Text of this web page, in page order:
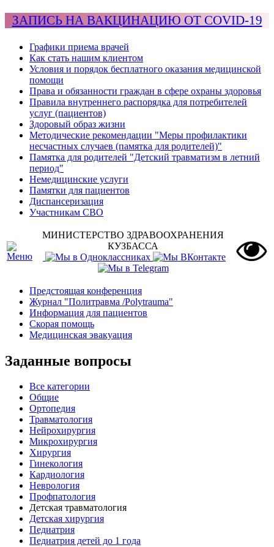
ЗАПИСЬ НА ВАКЦИНАЦИЮ ОТ COVID-19
Графики приема врачей
Как стать нашим клиентом
Условия и порядок бесплатного оказания медицинской
помощи
Права и обязанности граждан в сфере охраны здоровья
Правила внутреннего распорядка для потребителей
услуг (пациентов)
Здоровый образ жизни
Методические рекомендации "Меры профилактики
несчастных случаев (памятка для родителей)"
Памятка для родителей "Детский травматизм в летний
период"
Немедицинские услуги
Памятки для пациентов
Диспансеризация
Участникам СВО
МИНИСТЕРСТВО ЗДРАВООХРАНЕНИЯ
КУЗБАССА
Предстоящая конференция
Журнал "Политравма /Polytrauma"
Информация для пациентов
Скорая помощь
Медицинская эвакуация
Заданные вопросы
Все категории
Общие
Ортопедия
Травматология
Нейрохирургия
Микрохирургия
Хирургия
Гинекология
Кардиология
Неврология
Профпатология
Детская травматология
Детская хирургия
Педиатрия
Педиатрия детей до 1 года